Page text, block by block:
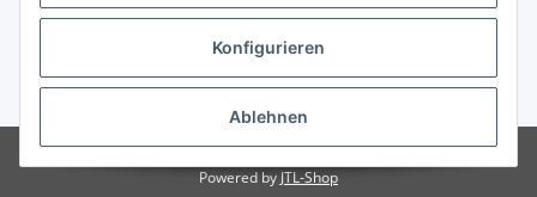
Konfigurieren
Ablehnen
Vertrag widerrufen
* Alle Preise inkl. gesetzlicher USt., zzgl.
Powered by JTL-Shop